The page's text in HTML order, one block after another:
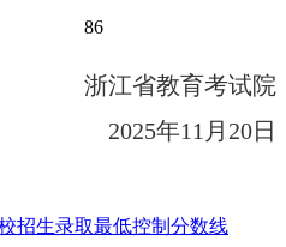
86
浙江省教育考试院
2025年11月 20日
招生录取最低控制分数线